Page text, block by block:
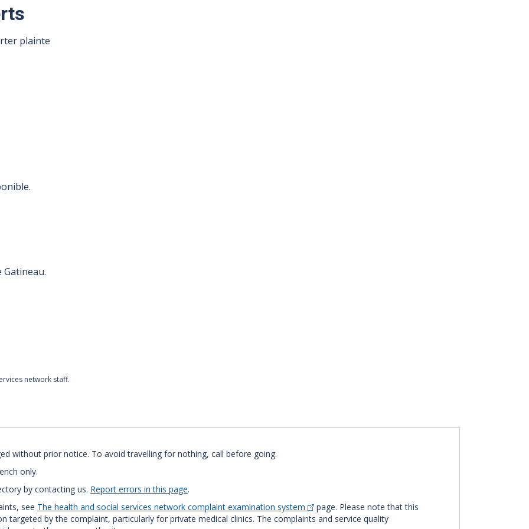
plainte
network staff.
without prior notice. To avoid travelling for nothing, call before going.
only.
by contacting us. Report errors in this page.
see The health and social services network complaint examination system
page. Please note that this
targeted by the complaint, particularly for private medical clinics. The complaints and service quality